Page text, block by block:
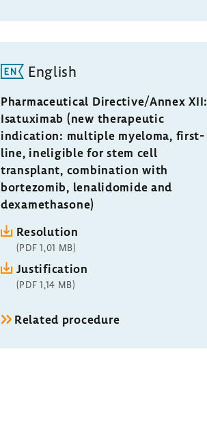
English
Pharmaceutical Directive/Annex XII:
Isatuximab (new therapeutic
indication: multiple myeloma, first-
line, ineligible for stem cell
transplant, combination with
bortezomib, lenalidomide and
dexamethasone)
Resolution
(PDF 1,01 MB)
Justification
(PDF 1,14 MB)
Related procedure